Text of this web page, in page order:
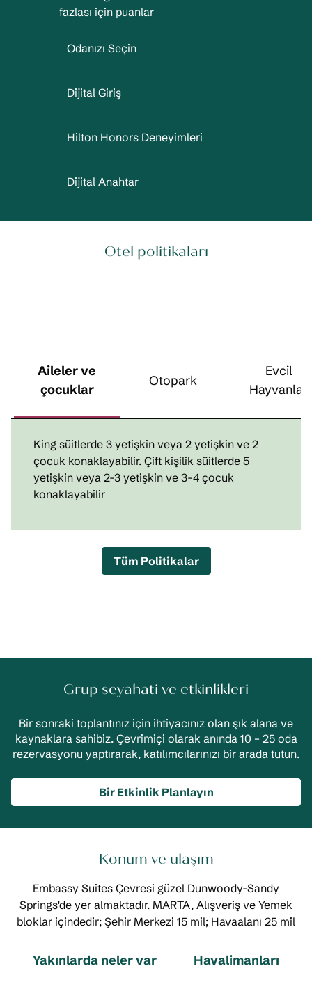
fazlası için puanlar
Odanızı Seçin
Dijital Giriş
Hilton Honors Deneyimleri
Dijital Anahtar
Otel politikaları
Aileler ve
çocuklar
Otopark
Evcil
Hayvanlar
King süitlerde 3 yetişkin veya 2 yetişkin ve 2
çocuk konaklayabilir. Çift kişilik süitlerde 5
yetişkin veya 2-3 yetişkin ve 3-4 çocuk
konaklayabilir
Tüm Politikalar
Grup seyahati ve etkinlikleri
Bir sonraki toplantınız için ihtiyacınız olan şık alana ve
kaynaklara sahibiz. Çevrimiçi olarak anında 10 – 25 oda
rezervasyonu yaptırarak, katılımcılarınızı bir arada tutun.
Bir Etkinlik Planlayın
Konum ve ulaşım
Embassy Suites Çevresi güzel Dunwoody-Sandy
Springs'de yer almaktadır. MARTA, Alışveriş ve Yemek
bloklar içindedir; Şehir Merkezi 15 mil; Havaalanı 25 mil
Yakınlarda neler var Havalimanları